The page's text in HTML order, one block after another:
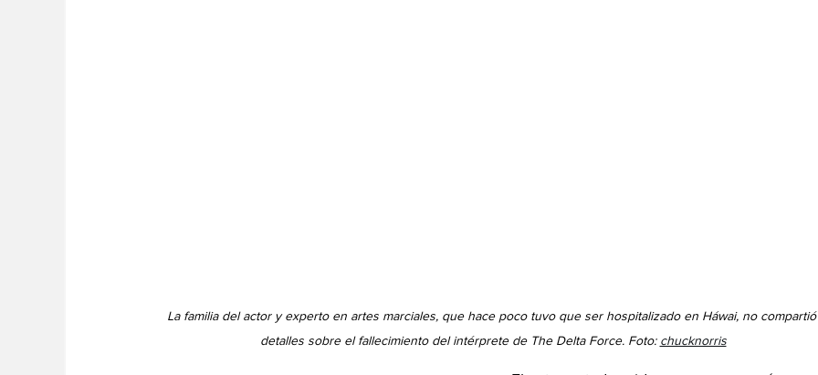
La familia del actor y experto en artes marciales, que hace poco tuvo que ser hospitalizado en Háwai, no
detalles sobre el fallecimiento del intérprete de The Delta Force. Foto: chucknorris